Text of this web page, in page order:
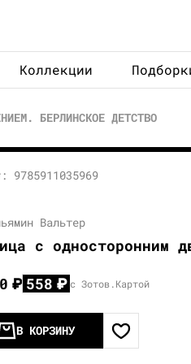
Коллекции
БЕРЛИНСКОЕ ДЕТСТВО
9785911035969
Вальтер
с односторонним
₽ 558₽ с Зотов.Картой
В КОРЗИНУ